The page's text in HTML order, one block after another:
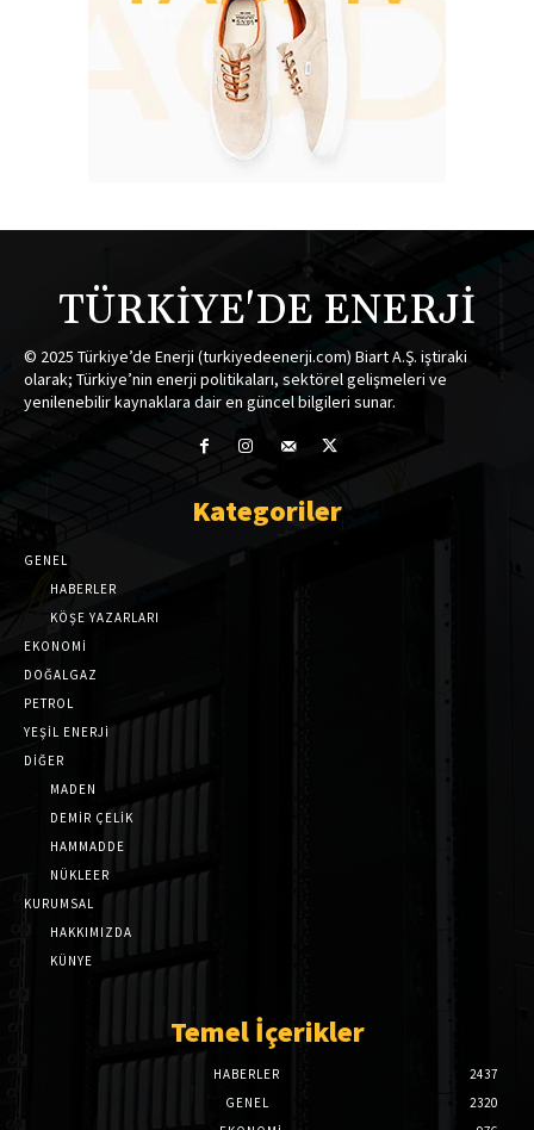
TÜRKİYE'DE ENERJİ
© 2025 Türkiye’de Enerji (turkiyedeenerji.com) Biart A.Ş. iştiraki
olarak; Türkiye’nin enerji politikaları, sektörel gelişmeleri ve
yenilenebilir kaynaklara dair en güncel bilgileri sunar.
Kategoriler
GENEL
HABERLER
KÖŞE YAZARLARI
EKONOMİ
DOĞALGAZ
PETROL
YEŞİL ENERJİ
DİĞER
MADEN
DEMİR ÇELİK
HAMMADDE
NÜKLEER
KURUMSAL
HAKKIMIZDA
KÜNYE
Temel İçerikler
HABERLER
2437
GENEL
2320